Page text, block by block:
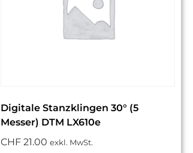
Digitale Stanzklingen 30° (5
Messer) DTM LX610e
CHF 21.00 exkl. MwSt.